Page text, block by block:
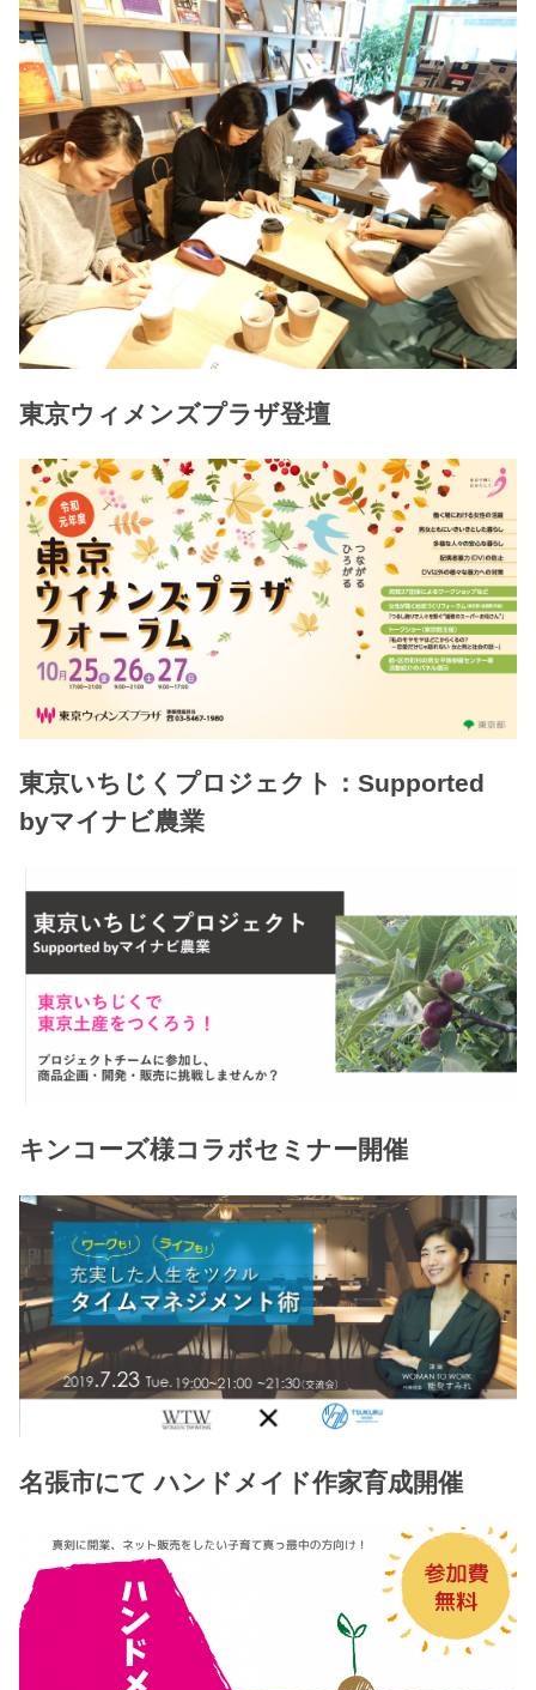
東京ウィメンズプラザ登壇
東京いちじくプロジェクト：Supported
byマイナビ農業
キンコーズ様コラボセミナー開催
名張市にて ハンドメイド作家育成開催